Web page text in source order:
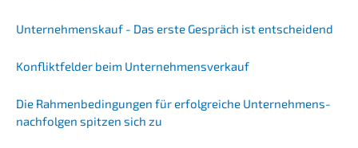
Unter­nehmens­kauf - Das erste Gespräch ist entscheidend
Konflikt­fel­der beim Unternehmensverkauf
Die Rahmen­be­din­gun­gen für erfolg­rei­che Unter­neh­mens­
nach­fol­gen spitzen sich zu